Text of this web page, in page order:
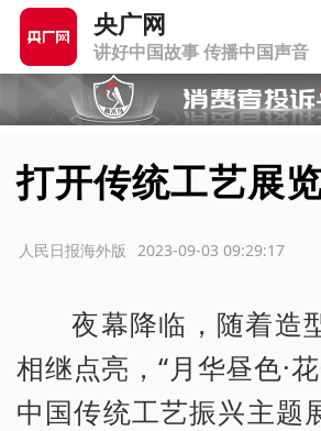
央广网
讲好中国故事 传播中国声音
打开传统工艺展
2023-09-03 09:29:17
人民日报海外版
夜幕降临，随着造
相继点亮，“月华昼色·
中国传统工艺振兴主题